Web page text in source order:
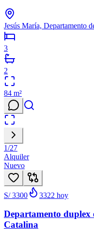
Jesús María, Departamento
3
2
84 m²
1/27
Alquiler
Nuevo
S/ 3300 3322 hoy
Departamento duplex
Catalina